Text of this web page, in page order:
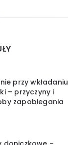
przy wkładaniu
– przyczyny i
zapobiegania